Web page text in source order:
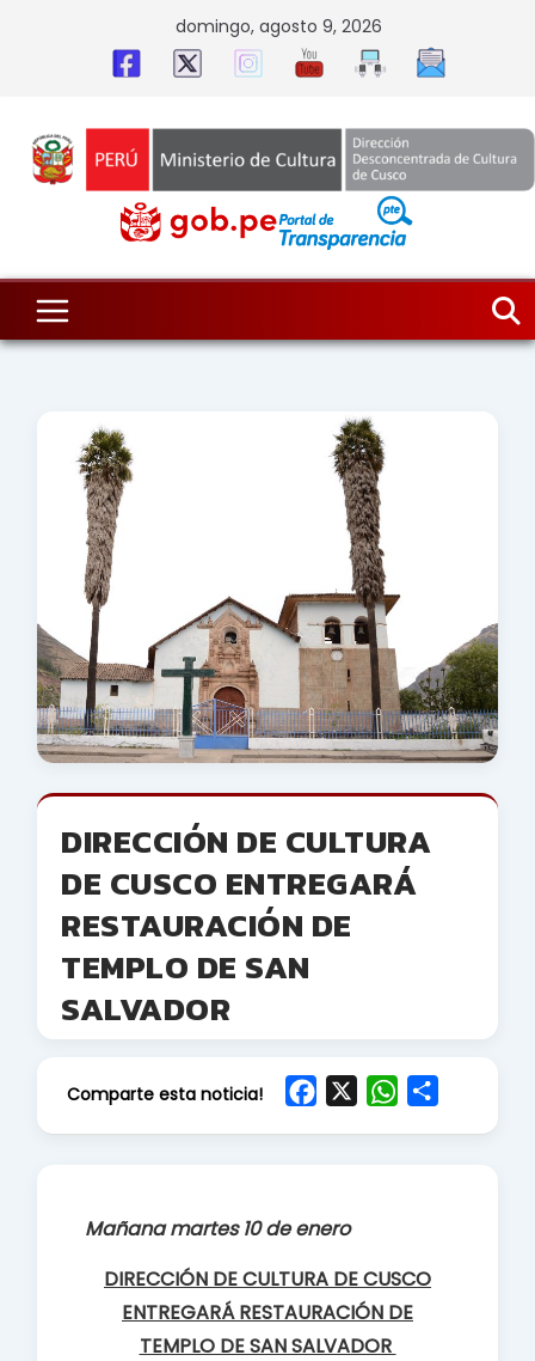
domingo, agosto 9, 2026
DIRECCIÓN DE CULTURA
DE CUSCO ENTREGARÁ
RESTAURACIÓN DE
TEMPLO DE SAN
SALVADOR
Comparte esta noticia!
o
k
W
p
p
Mañana martes 10 de enero
DIRECCIÓN DE CULTURA DE CUSCO
ENTREGARÁ RESTAURACIÓN DE
TEMPLO DE SAN SALVADOR